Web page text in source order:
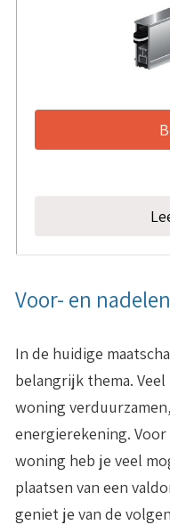
Voor- en
In de huidige
belangrijk thema.
woning
energierekening.
woning heb je veel
plaatsen van een
geniet je van de